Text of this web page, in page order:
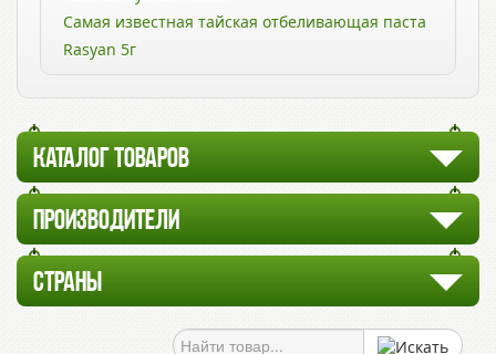
Самая известная тайская отбеливающая паста
Rasyan 5г
КАТАЛОГ ТОВАРОВ
ПРОИЗВОДИТЕЛИ
СТРАНЫ